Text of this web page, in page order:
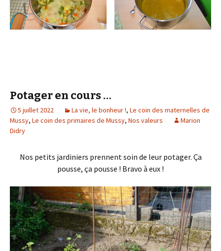
Potager en cours …
5 juillet 2022 La vie, le bonheur !, Le coin des maternelles de
Mussy, Le coin des primaires de Mussy, Nos valeurs
Marion
Didry
Nos petits jardiniers prennent soin de leur potager. Ça
pousse, ça pousse ! Bravo à eux !